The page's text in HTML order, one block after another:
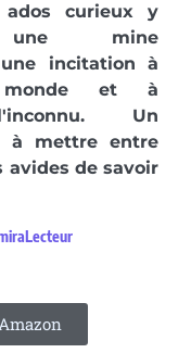
ados curieux y
une mine
incitation à
et à
Un
à mettre entre
avides de savoir